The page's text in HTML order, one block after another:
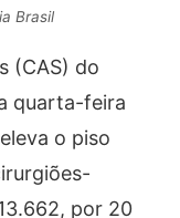
Brasil
(CAS) do
quarta-feira
o piso
por 20